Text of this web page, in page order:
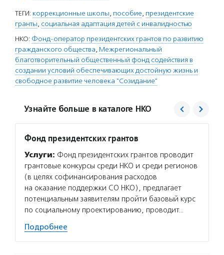
ТЕГИ: коррекционные школы, пособие, президентские
гранты, социальная адаптация детей с инвалидностью
НКО: Фонд-оператор президентских грантов по развитию
гражданского общества, Межрегиональный
благотворительный общественный фонд содействия в
создании условий обеспечивающих достойную жизнь и
свободное развитие человека "Созидание"
Узнайте больше в каталоге НКО
Фонд президентских грантов
Услуги: Фонд президентских грантов проводит
грантовые конкурсы среди НКО и среди регионов
(в целях софинансирования расходов
на оказание поддержки СО НКО), предлагает
потенциальным заявителям пройти базовый курс
по социальному проектированию, проводит…
Подробнее